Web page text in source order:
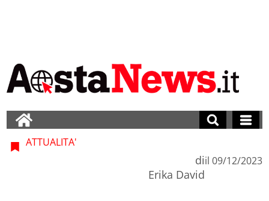
ATTUALITA'
di
Erika David
il 09/12/2023